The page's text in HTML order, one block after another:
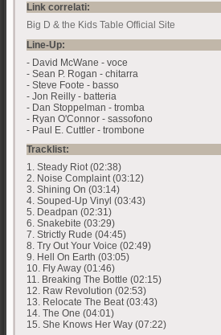
Link correlati:
Big D & the Kids Table Official Site
Line-Up:
- David McWane - voce
- Sean P. Rogan - chitarra
- Steve Foote - basso
- Jon Reilly - batteria
- Dan Stoppelman - tromba
- Ryan O'Connor - sassofono
- Paul E. Cuttler - trombone
Tracklist:
1. Steady Riot (02:38)
2. Noise Complaint (03:12)
3. Shining On (03:14)
4. Souped-Up Vinyl (03:43)
5. Deadpan (02:31)
6. Snakebite (03:29)
7. Strictly Rude (04:45)
8. Try Out Your Voice (02:49)
9. Hell On Earth (03:05)
10. Fly Away (01:46)
11. Breaking The Bottle (02:15)
12. Raw Revolution (02:53)
13. Relocate The Beat (03:43)
14. The One (04:01)
15. She Knows Her Way (07:22)